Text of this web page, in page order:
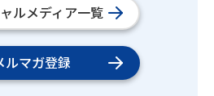
ルメディア一覧
ルマガ登録